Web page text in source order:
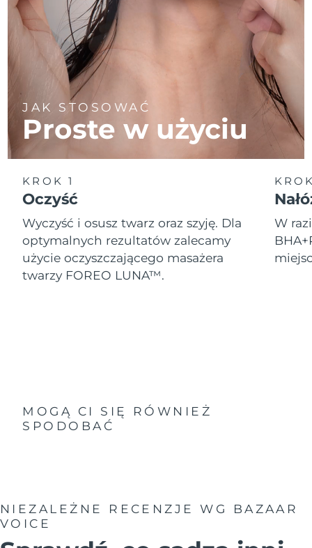
JAK STOSOWAĆ
Proste w użyciu
KROK 1
Oczyść
Wyczyść i osusz twarz oraz szyję. Dla
optymalnych rezultatów zalecamy
użycie oczyszczającego masażera
twarzy FOREO LUNA™.
W
MOGĄ CI SIĘ RÓWNIEŻ
SPODOBAĆ
NIEZALEŻNE RECENZJE
WG BAZAAR
VOICE